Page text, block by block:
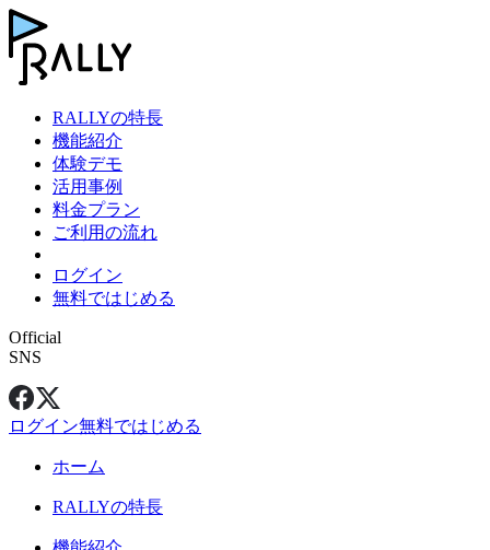
RALLYの特長
機能紹介
体験デモ
活用事例
料金プラン
ご利用の流れ
ログイン
無料ではじめる
Official
SNS
ログイン無料ではじめる
ホーム
RALLYの特長